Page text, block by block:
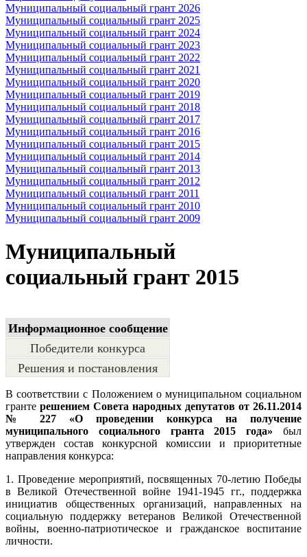
Муниципальный социальный грант 2026
Муниципальный социальный грант 2025
Муниципальный социальный грант 2024
Муниципальный социальный грант 2023
Муниципальный социальный грант 2022
Муниципальный социальный грант 2021
Муниципальный социальный грант 2020
Муниципальный социальный грант 2019
Муниципальный социальный грант 2018
Муниципальный социальный грант 2017
Муниципальный социальный грант 2016
Муниципальный социальный грант 2015
Муниципальный социальный грант 2014
Муниципальный социальный грант 2013
Муниципальный социальный грант 2012
Муниципальный социальный грант 2011
Муниципальный социальный грант 2010
Муниципальный социальный грант 2009
Муниципальный
социальный грант 2015
Информационное сообщение
Победители конкурса
Решения и постановления
В соответствии с Положением о муниципальном социальном
гранте решением Совета народных депутатов от 26.11.2014
№ 227 «О проведении конкурса на получение
муниципального социального гранта 2015 года» был
утвержден состав конкурсной комиссии и приоритетные
направления конкурса:
1. Проведение мероприятий, посвященных 70-летию Победы
в Великой Отечественной войне 1941-1945 гг., поддержка
инициатив общественных организаций, направленных на
социальную поддержку ветеранов Великой Отечественной
войны, военно-патриотическое и гражданское воспитание
личности.